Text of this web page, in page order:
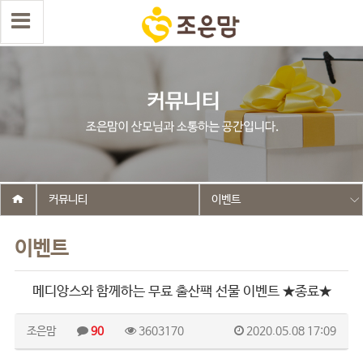
이벤트
커뮤니티 이벤트
메디앙스와 함께하는 무료 출산팩 선물 이벤트 ★종료★
조은맘 90 3603170 2020.05.08 17:09